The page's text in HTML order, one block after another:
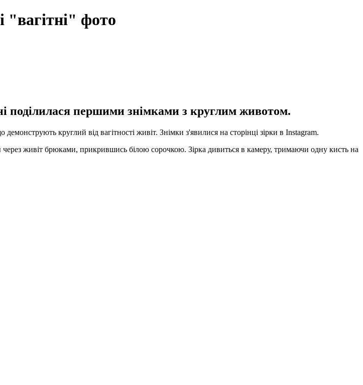
"вагітні" фото
поділилася першими знімками з круглим животом.
круглий від вагітності живіт. Знімки з'явилися на сторінці зірки в Instagram.
через живіт брюками, прикрившись білою сорочкою. Зірка дивиться в камеру, тримаючи одну кисть на